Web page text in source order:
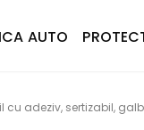
AUTO
adeziv, sertizabil,